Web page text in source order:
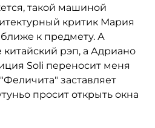
такой машиной
критик Мария
к предмету. А
рэп, а Адриано
Soli переносит меня
заставляет
просит открыть окна